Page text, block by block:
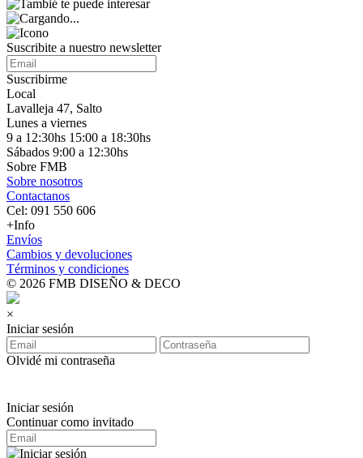
Suscribite a nuestro newsletter
Suscribirme
Local
Lavalleja 47, Salto
Lunes a viernes
9 a 12:30hs 15:00 a 18:30hs
Sábados 9:00 a 12:30hs
Sobre FMB
Sobre nosotros
Contactanos
Cel: 091 550 606
+Info
Envíos
Cambios y devoluciones
Términos y condiciones
© 2026 FMB DISEÑO & DECO
×
Iniciar sesión
Olvidé mi contraseña
Iniciar sesión
Continuar como invitado